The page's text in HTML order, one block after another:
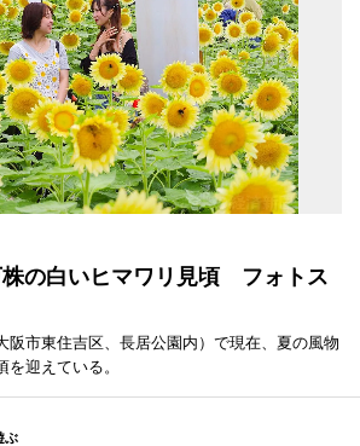
の白いヒマワリ見頃 フォトス
阪市東住吉区、長居公園内）で現在、夏の風物
迎えている。
ぶ